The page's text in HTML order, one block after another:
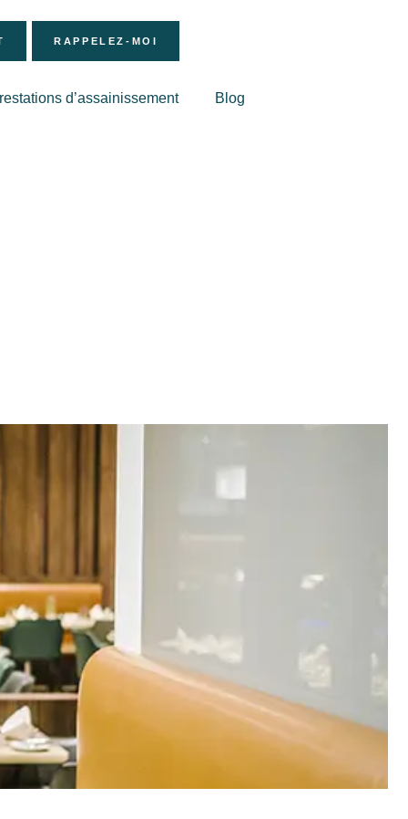
RAPPELEZ-MOI
d’assainissement Blog